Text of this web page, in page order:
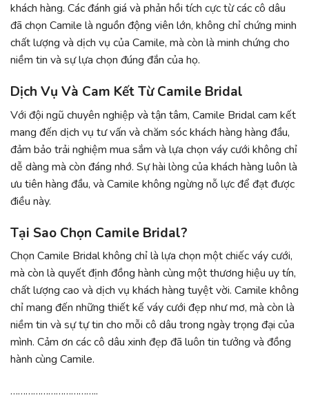
khách hàng. Các đánh giá và phản hồi tích cực từ các cô dâu
đã chọn Camile là nguồn động viên lớn, không chỉ chứng minh
chất lượng và dịch vụ của Camile, mà còn là minh chứng cho
niềm tin và sự lựa chọn đúng đắn của họ.
Dịch Vụ Và Cam Kết Từ Camile Bridal
Với đội ngũ chuyên nghiệp và tận tâm, Camile Bridal cam kết
mang đến dịch vụ tư vấn và chăm sóc khách hàng hàng đầu,
đảm bảo trải nghiệm mua sắm và lựa chọn váy cưới không chỉ
dễ dàng mà còn đáng nhớ. Sự hài lòng của khách hàng luôn là
ưu tiên hàng đầu, và Camile không ngừng nỗ lực để đạt được
điều này.
Tại Sao Chọn Camile Bridal?
Chọn Camile Bridal không chỉ là lựa chọn một chiếc váy cưới,
mà còn là quyết định đồng hành cùng một thương hiệu uy tín,
chất lượng cao và dịch vụ khách hàng tuyệt vời. Camile không
chỉ mang đến những thiết kế váy cưới đẹp như mơ, mà còn là
niềm tin và sự tự tin cho mỗi cô dâu trong ngày trọng đại của
mình. Cảm ơn các cô dâu xinh đẹp đã luôn tin tưởng và đồng
hành cùng Camile.
……………………………..